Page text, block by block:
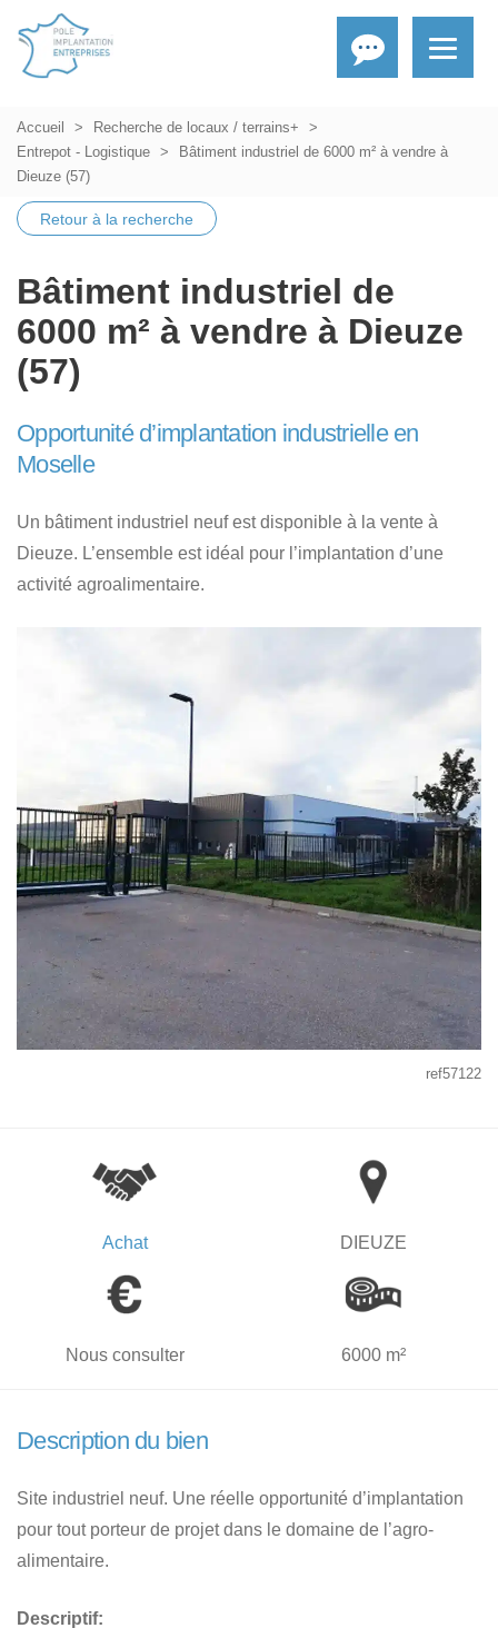
Accueil
Recherche de locaux / terrains+
Entrepot - Logistique
Bâtiment industriel de 6000 m² à vendre à
Dieuze (57)
Retour à la recherche
Bâtiment industriel de
6000 m² à vendre à Dieuze
(57)
Opportunité d’implantation industrielle en
Moselle
Un bâtiment industriel neuf est disponible à la vente à
Dieuze. L’ensemble est idéal pour l’implantation d’une
activité agroalimentaire.
ref57122
Achat DIEUZE
Nous consulter 6000 m²
Description du bien
Site industriel neuf. Une réelle opportunité d’implantation
pour tout porteur de projet dans le domaine de l’agro-
alimentaire.
Descriptif: